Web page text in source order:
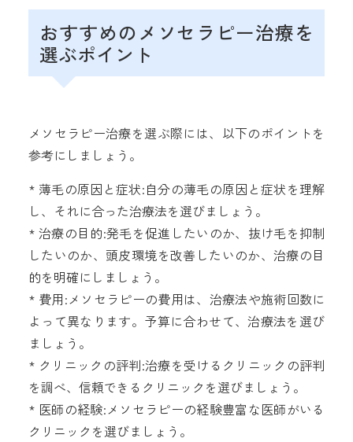
おすすめのメソセラピー治療を
選ぶポイント
メソセラピー治療を選ぶ際には、以下のポイントを
参考にしましょう。
* 薄毛の原因と症状:自分の薄毛の原因と症状を理解
し、それに合った治療法を選びましょう。
* 治療の目的:発毛を促進したいのか、抜け毛を抑制
したいのか、頭皮環境を改善したいのか、治療の目
的を明確にしましょう。
* 費用:メソセラピーの費用は、治療法や施術回数に
よって異なります。予算に合わせて、治療法を選び
ましょう。
* クリニックの評判:治療を受けるクリニックの評判
を調べ、信頼できるクリニックを選びましょう。
* 医師の経験:メソセラピーの経験豊富な医師がいる
クリニックを選びましょう。